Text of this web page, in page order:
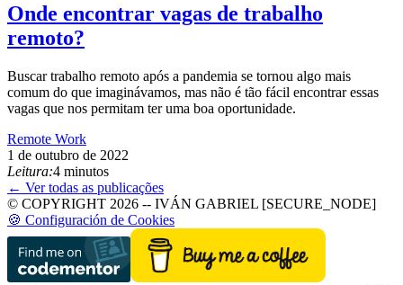
Onde encontrar vagas de trabalho
remoto?
Buscar trabalho remoto após a pandemia se tornou algo mais
comum do que imaginávamos, mas não é tão fácil encontrar essas
vagas que nos permitam ter uma boa oportunidade.
Remote Work
1 de outubro de 2022
Leitura:4 minutos
← Ver todas as publicações
© COPYRIGHT 2026 -- IVÁN GABRIEL [SECURE_NODE]
🍪 Configuración de Cookies